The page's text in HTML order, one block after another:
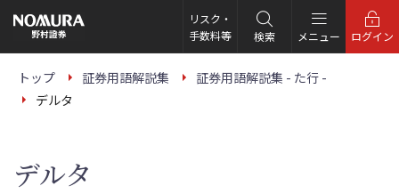
の
ー
リスク・
手数料等
検索 メニュー ログイン
トップ 証券用語解説集
証券用語解説集 - た行 -
デルタ
デルタ